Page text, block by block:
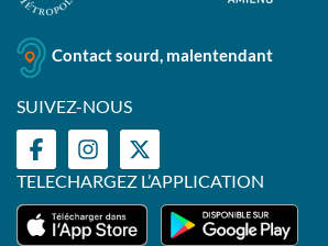
Contact sourd, malentendant
SUIVEZ-NOUS
TELECHARGEZ L’APPLICATION